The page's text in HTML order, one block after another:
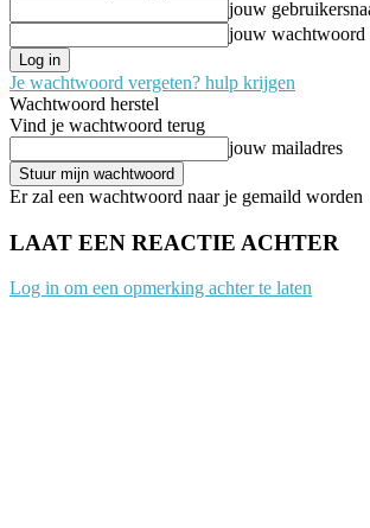
jouw
jouw wachtwoord
Je wachtwoord vergeten? hulp krijgen
Wachtwoord herstel
Vind je wachtwoord terug
jouw mailadres
Er zal een wachtwoord naar je gemaild worden
LAAT EEN REACTIE ACHTER
Log in om een opmerking achter te laten